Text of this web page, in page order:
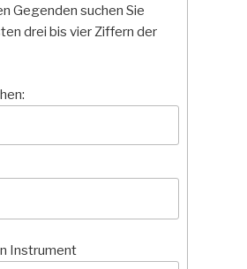
Gegenden suchen Sie
drei bis vier Ziffern der
Instrument